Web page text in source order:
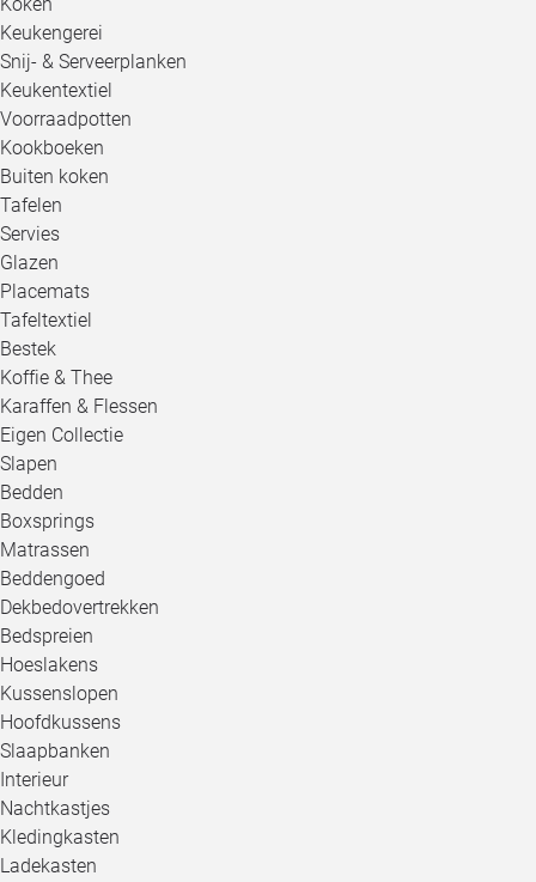
Keukengerei
Snij- & Serveerplanken
Keukentextiel
Voorraadpotten
Kookboeken
Buiten koken
Tafelen
Servies
Glazen
Placemats
Tafeltextiel
Bestek
Koffie & Thee
Karaffen & Flessen
Eigen Collectie
Slapen
Bedden
Boxsprings
Matrassen
Beddengoed
Dekbedovertrekken
Bedspreien
Hoeslakens
Kussenslopen
Hoofdkussens
Slaapbanken
Interieur
Nachtkastjes
Kledingkasten
Ladekasten